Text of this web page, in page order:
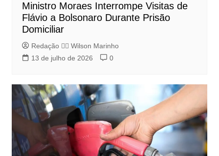
Ministro Moraes Interrompe Visitas de
Flávio a Bolsonaro Durante Prisão
Domiciliar
Redação 👨‍⚖️​ Wilson Marinho
13 de julho de 2026
0